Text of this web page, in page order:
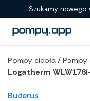
Szukamy nowego
Pompy ciepła /Pompy
Logatherm WLW176i-
Buderus